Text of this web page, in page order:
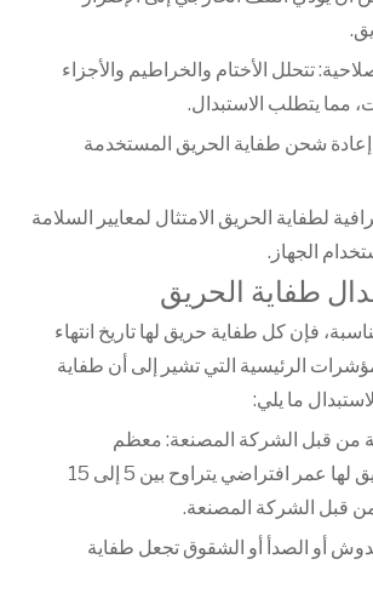
تتحلل الأختام والخراطيم والأجزاء
مما يتطلب الاستبدال.
شحن طفاية الحريق المستخدمة
لطفاية الحريق الامتثال لمعايير السلامة
الجهاز.
طفاية الحريق
فإن كل طفاية حريق لها تاريخ انتهاء
الرئيسية التي تشير إلى أن طفاية
ما يلي:
من قبل الشركة المصنعة: معظم
وحدات طفاية الحريق لها عمر افتراضي يتراوح بين 5 إلى 15
قبل الشركة المصنعة.
أو الصدأ أو الشقوق تجعل طفاية